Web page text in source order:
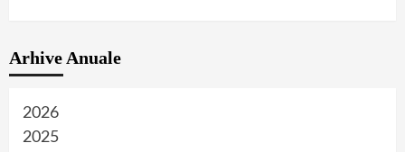
Arhive Anuale
2026
2025